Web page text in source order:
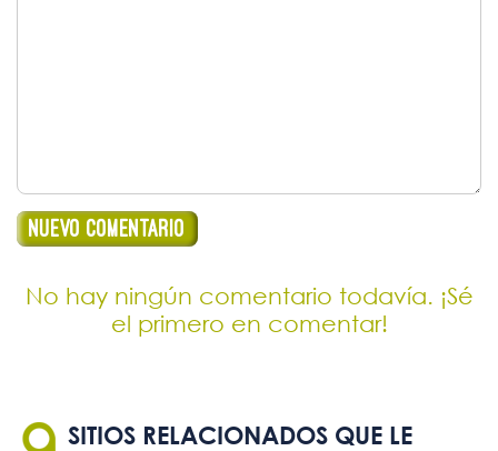
No hay ningún comentario todavía. ¡Sé
el primero en comentar!
SITIOS RELACIONADOS QUE LE